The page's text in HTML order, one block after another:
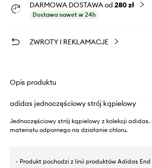
DARMOWA DOSTAWA od 280 zł
Dostawa nawet w 24h
ZWROTY I REKLAMACJE
Opis produktu
adidas jednoczęściowy strój kąpielowy
Jednoczęściowy strój kąpielowy z kolekcji
materiału odpornego na działanie chloru.
- Produkt pochodzi z linii produktów Adidas